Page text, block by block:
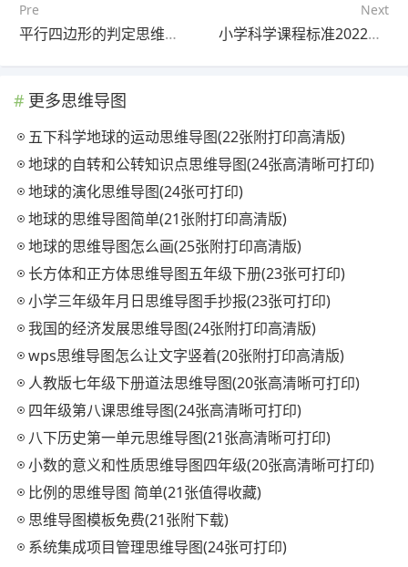
Pre
平行四边形的判定思维导图(20张高清版)
Next
小学科学课程标准2022思维导图(20张精选版)
更多思维导图
五下科学地球的运动思维导图(22张附打印高清版)
地球的自转和公转知识点思维导图(24张高清晰可打印)
地球的演化思维导图(24张可打印)
地球的思维导图简单(21张附打印高清版)
地球的思维导图怎么画(25张附打印高清版)
长方体和正方体思维导图五年级下册(23张可打印)
小学三年级年月日思维导图手抄报(23张可打印)
我国的经济发展思维导图(24张附打印高清版)
wps思维导图怎么让文字竖着(20张附打印高清版)
人教版七年级下册道法思维导图(20张高清晰可打印)
四年级第八课思维导图(24张高清晰可打印)
八下历史第一单元思维导图(21张高清晰可打印)
小数的意义和性质思维导图四年级(20张高清晰可打印)
比例的思维导图 简单(21张值得收藏)
思维导图模板免费(21张附下载)
系统集成项目管理思维导图(24张可打印)